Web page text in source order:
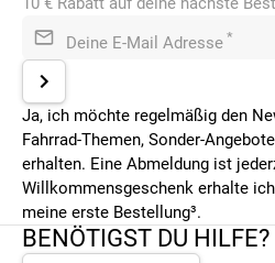
Deine E-Mail Adresse *
Ja, ich möchte regelmäßig den
Fahrrad-Themen, Sonder-
erhalten. Eine Abmeldung ist
Willkommensgeschenk erhalte
meine erste Bestellung³.
BENÖTIGST DU HILFE?